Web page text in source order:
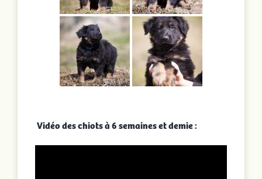
Vidéo des chiots à 6 semaines et demie :